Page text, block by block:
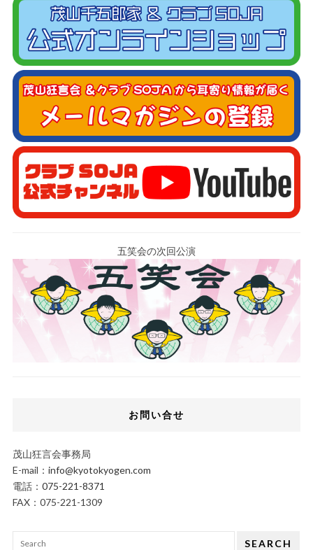
五笑会の次回公演
お問い合せ
茂山狂言会事務局
E-mail： info@kyotokyogen.com
電話： 075-221-8371
FAX：075-221-1309
SEARCH